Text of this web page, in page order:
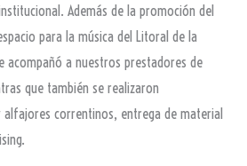
Además de la promoción del
para la música del Litoral de la
acompañó a nuestros prestadores de
que también se realizaron
alfajores correntinos, entrega de material